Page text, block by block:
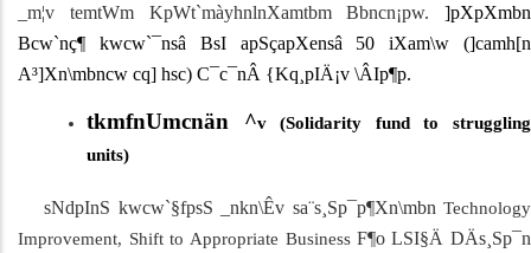
_m¦v temtWm KpWt`màyhnlnXamtbm Bbncn¡pw. ]pXpXmbn
Bcw`nç¶ kwcw`¯nsâ BsI apSçapXensâ 50 iXam\w (]camh[n
A³]Xn\mbncw cq] hsc) C¯c¯nÂ {Kq¸pIÄ¡v \ÂIp¶p.
tkmfnUmcnän ^­v (Solidarity fund to struggling
units)
sNdpInS kwcw`§fpsS _nkn\Êv sa¨s¸Sp¯p¶Xn\mbn Technology
Improvement, Shift to Appropriate Business F¶o LSI§Ä DÄs¸Sp¯n